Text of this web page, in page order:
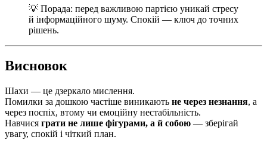
💡 Порада: перед важливою партією уникай стресу
й інформаційного шуму. Спокій — ключ до точних
рішень.
Висновок
Шахи — це дзеркало мислення.
Помилки за дошкою частіше виникають не через незнання, а
через поспіх, втому чи емоційну нестабільність.
Навчися грати не лише фігурами, а й собою — зберігай
увагу, спокій і чіткий план.